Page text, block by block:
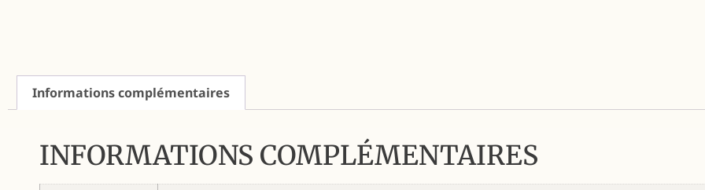
Informations complémentaires
INFORMATIONS COMPLÉMENTAIRES